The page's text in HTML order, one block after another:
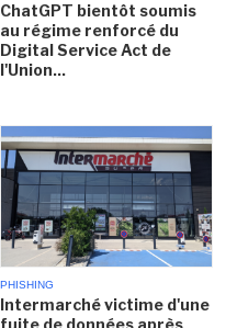
ChatGPT bientôt soumis
au régime renforcé du
Digital Service Act de
l'Union...
PHISHING
Intermarché victime d'une